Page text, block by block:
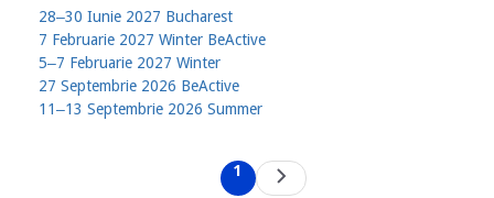
28‒30 Iunie 2027 Bucharest
7 Februarie 2027 Winter BeActive
5‒7 Februarie 2027 Winter
27 Septembrie 2026 BeActive
11‒13 Septembrie 2026 Summer
Current
page
1
Next
page